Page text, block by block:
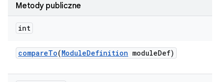
Metody publiczne
int
compareTo(ModuleDefinition moduleDef)